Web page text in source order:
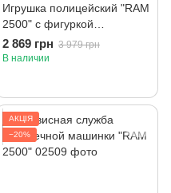
Игрушка полицейский "RAM
2500" с фигуркой
полицейского.
2 869 грн 3 979 грн
В наличии
АКЦІЯ
−20%